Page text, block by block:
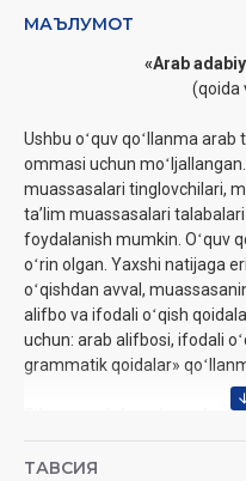
МАЪЛУМОТ
«Arab
(qoida
Ushbu oʻquv qoʻllanma
ommasi uchun
muassasalari tinglovchilari,
taʼlim muassasalari
foydalanish mumkin. Oʻquv
oʻrin olgan. Yaxshi natijaga
oʻqishdan avval,
alifbo va ifodali oʻqish
uchun: arab alifbosi, ifodali
grammatik qoidalar»
Fikr va mulohazalar uchun:
Tuzuvchi:
ТАВСИЯ